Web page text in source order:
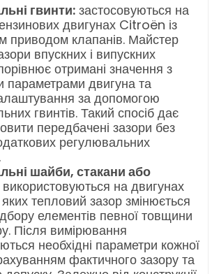
гвинти: застосовуються на
двигунах Citroën із
приводом клапанів. Майстер
впускних і випускних
отримані значення з
параметрами двигуна та
за допомогою
гвинтів. Такий спосіб дає
передбачені зазори без
регулювальних
шайби, стакани або
використовуються на двигунах
тепловий зазор змінюється
елементів певної товщини
Після вимірювання
необхідні параметри кожної
фактичного зазору та